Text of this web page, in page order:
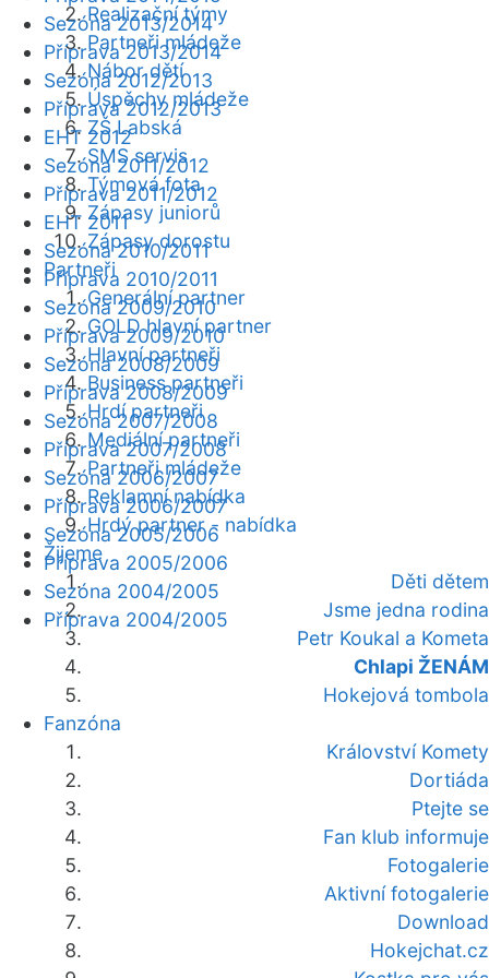
Realizační týmy
Partneři mládeže
Nábor dětí
Úspěchy mládeže
ZŠ Labská
SMS servis
Týmová fota
Zápasy juniorů
Zápasy dorostu
Partneři
Generální partner
GOLD hlavní partner
Hlavní partneři
Business partneři
Hrdí partneři
Mediální partneři
Partneři mládeže
Reklamní nabídka
Hrdý partner - nabídka
Žijeme
Děti dětem
Jsme jedna rodina
Petr Koukal a Kometa
Chlapi ŽENÁM
Hokejová tombola
Fanzóna
Království Komety
Dortiáda
Ptejte se
Fan klub informuje
Fotogalerie
Aktivní fotogalerie
Download
Hokejchat.cz
Sezóna 2013/2014
Příprava 2013/2014
Sezóna 2012/2013
Příprava 2012/2013
EHT 2012
Sezóna 2011/2012
Příprava 2011/2012
EHT 2011
Sezóna 2010/2011
Příprava 2010/2011
Sezóna 2009/2010
Příprava 2009/2010
Sezóna 2008/2009
Příprava 2008/2009
Sezóna 2007/2008
Příprava 2007/2008
Sezóna 2006/2007
Příprava 2006/2007
Sezóna 2005/2006
Příprava 2005/2006
Sezóna 2004/2005
Příprava 2004/2005